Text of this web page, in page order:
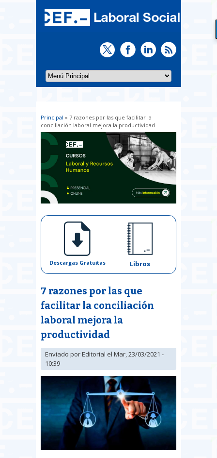
Usted está aquí
Principal » 7 razones por las que facilitar la
conciliación laboral mejora la productividad
Descargas Gratuitas Libros
7 razones por las que
facilitar la conciliación
laboral mejora la
productividad
Enviado porEditorial el Mar, 23/03/2021 -
10:39